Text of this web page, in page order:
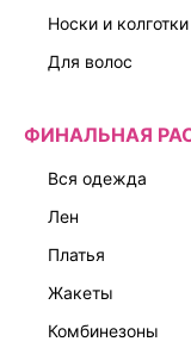
носки и колготки
для волос
ФИНАЛЬНАЯ
вся одежда
лен
платья
жакеты
комбинезоны